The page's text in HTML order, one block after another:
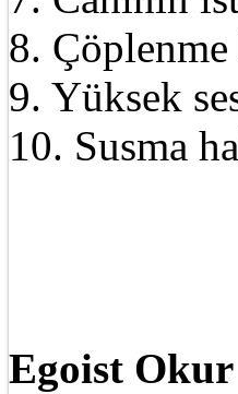
8. Çöplenme
9. Yüksek
10. Susma
Egoist